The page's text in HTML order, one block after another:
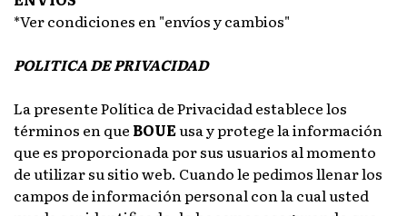
*Ver condiciones en "envíos y cambios"
POLITICA DE PRIVACIDAD
La presente Política de Privacidad establece los
términos en que BOUEusa y protege la información
que es proporcionada por sus usuarios al momento
de utilizar su sitio web. Cuando le pedimos llenar los
campos de información personal con la cual usted